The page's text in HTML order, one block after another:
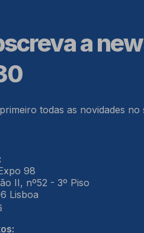
a
todas as novidades no
98
II, nº52 - 3º Piso
Lisboa